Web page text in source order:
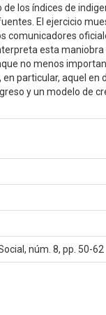
los índices de
El ejercicio
comunicadores
esta
no menos
particular, aquel en
y un modelo de
núm. 8, pp. 50-62